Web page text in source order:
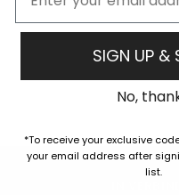
SIGN UP &
No,
*To receive your exclusive
your email address after
list.